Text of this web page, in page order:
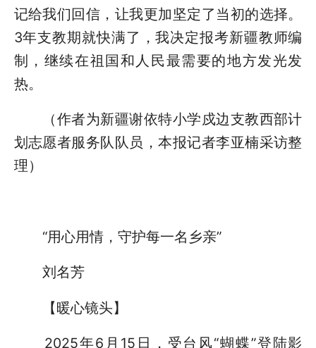
记给我们回信，让我更加坚定了当初的选择。
3年支教期就快满了，我决定报考新疆教师编
制，继续在祖国和人民最需要的地方发光发
热。
（作者为新疆谢依特小学戍边支教西部计
划志愿者服务队队员，本报记者李亚楠采访整
理）
“用心用情，守护每一名乡亲”
刘名芳
【暖心镜头】
2025年6月15日，受台风“蝴蝶”登陆影